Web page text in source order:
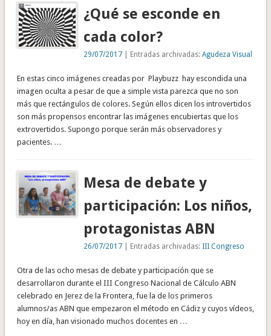
¿Qué se esconde en
cada color?
29/07/2017 | Entradas archivadas:Agudeza Visual
En estas cinco imágenes creadas por Playbuzz hay escondida una
imagen oculta a pesar de que a simple vista parezca que no son
más que rectángulos de colores. Según ellos dicen los introvertidos
son más propensos encontrar las imágenes encubiertas que los
extrovertidos. Supongo porque serán más observadores y
pacientes. …
Mesa de debate y
participación: Los niños,
protagonistas ABN
26/07/2017 | Entradas archivadas: III Congreso
Otra de las ocho mesas de debate y participación que se
desarrollaron durante el III Congreso Nacional de Cálculo ABN
celebrado en Jerez de la Frontera, fue la de los primeros
alumnos/as ABN que empezaron el método en Cádiz y cuyos vídeos,
hoy en día, han visionado muchos docentes en …